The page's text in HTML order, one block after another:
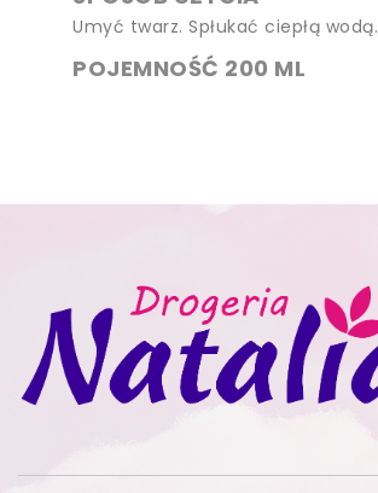
Umyć twarz. Spłukać ciepłą wodą.
POJEMNOŚĆ 200 ML